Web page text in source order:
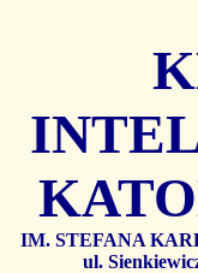
IM. STEFANA
ul.